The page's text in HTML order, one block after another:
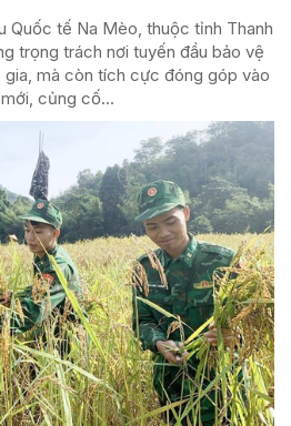
Quốc tế Na Mèo, thuộc tỉnh Thanh
trọng trách nơi tuyến đầu bảo vệ
mà còn tích cực đóng góp vào
củng cố...